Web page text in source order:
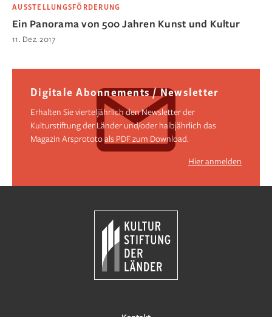
AUSSTELLUNGSFÖRDERUNG
Ein Panorama von 500 Jahren Kunst und Kultur
11. Dez. 2017
Digitale Abonnements / Newsletter
Erhalten Sie vierteljährlich den Newsletter der
Kulturstiftung der Länder und/oder halbjährlich das
Magazin Arsprototo als PDF zum Download.
Hier anmelden